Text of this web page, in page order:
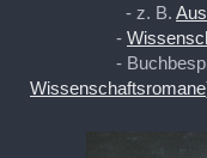
- z. B.
-
-
Wissenschaftsromane